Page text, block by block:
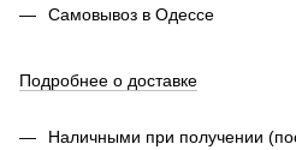
Самовывоз в Одессе
Подробнее о доставке
Наличными при получении